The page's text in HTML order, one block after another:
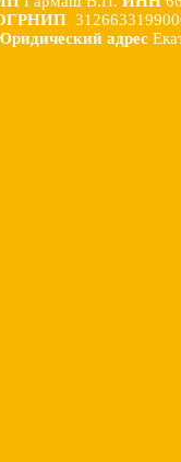
адрес